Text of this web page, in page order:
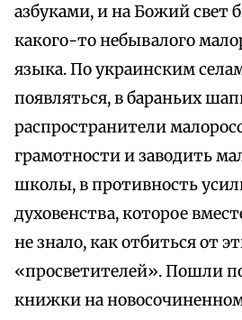
азбуками, и на Божий
какого-то небывалого
языка. По украинским
появляться, в бараньих
распространители
грамотности и заводить
школы, в противность
духовенства, которое
не знало, как отбиться от
«просветителей». Пошли
книжки на